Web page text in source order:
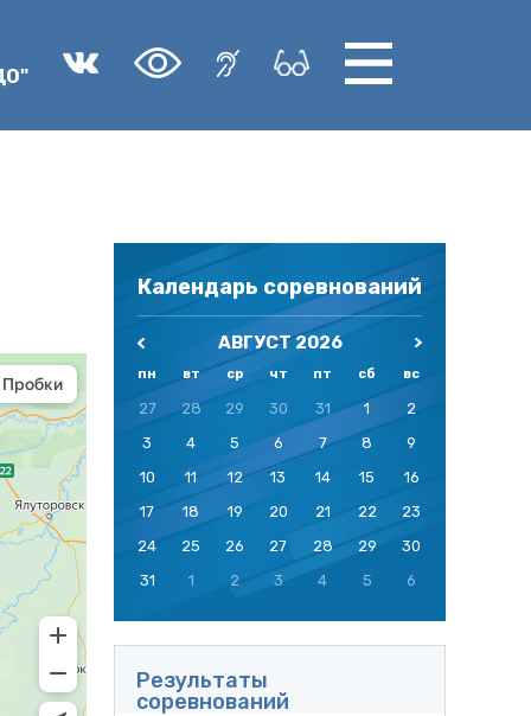
Календарь соревнований
АВГУСТ 2026
пн вт ср чт пт сб вс
27 28 29 30 31 1
2
3
4 5 6 7 8
9
10
11 12 13 14 15
16
17
18 19 20 21 22
23
24
25 26 27 28 29
30
31
1 2 3 4 5 6
Результаты
соревнований